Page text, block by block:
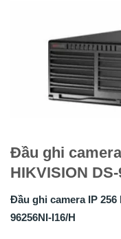
Đầu ghi
HIKVISION
Đầu ghi camera IP
96256NI-I16/H